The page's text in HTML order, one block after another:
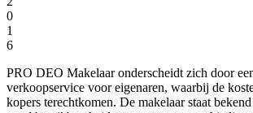
0
1
6
PRO DEO Makelaar onderscheidt zich door
verkoopservice voor eigenaren, waarbij de
kopers terechtkomen. De makelaar staat